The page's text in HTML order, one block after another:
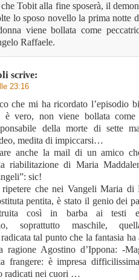
Tobit alla fine sposerà, il
lo sposo novello la prima notte
viene bollata come
Raffaele.
scrive:
23:16
che mi ha ricordato l’episodio
è vero, non viene bollata come
della morte di sette
medita di impiccarsi…
anche la mail di un amico
riabilitazione di Maria
sic!
che nei Vangeli Maria di
pentita, è stato il genio dei
così in barba ai testi
soprattutto maschile,
tal punto che la fantasia
ragione Agostino d’Ippona: -
frangere: è impresa
radicati nei cuori …